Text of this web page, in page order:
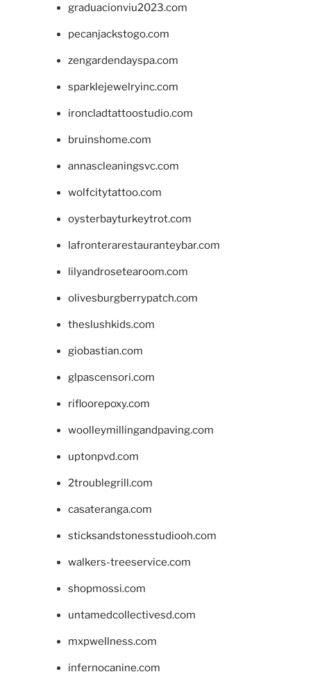
graduacionviu2023.com
pecanjackstogo.com
zengardendayspa.com
sparklejewelryinc.com
ironcladtattoostudio.com
bruinshome.com
annascleaningsvc.com
wolfcitytattoo.com
oysterbayturkeytrot.com
lafronterarestauranteybar.com
lilyandrosetearoom.com
olivesburgberrypatch.com
theslushkids.com
giobastian.com
glpascensori.com
rifloorepoxy.com
woolleymillingandpaving.com
uptonpvd.com
2troublegrill.com
casateranga.com
sticksandstonesstudiooh.com
walkers-treeservice.com
shopmossi.com
untamedcollectivesd.com
mxpwellness.com
infernocanine.com